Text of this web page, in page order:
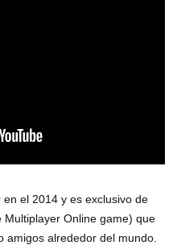
el 2014 y es exclusivo de
Multiplayer Online game) que
amigos alrededor del mundo.